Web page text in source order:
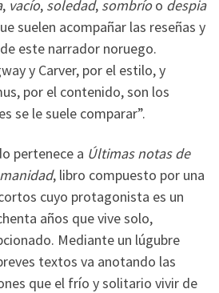
, vacío, soledad, sombríoo despia
suelen acompañar las reseñas y
este narrador noruego.
y Carver, por el estilo, y
por el contenido, son los
se le suele comparar”.
pertenece a Últimas notas de
, libro compuesto por una
cuyo protagonista es un
años que vive solo,
Mediante un lúgubre
textos va anotando las
que el frío y solitario vivir de